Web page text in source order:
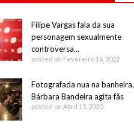
Filipe Vargas fala da sua
personagem sexualmente
controversa...
posted on Fevereiro 16, 2022
Fotografada nua na banheira,
Bárbara Bandeira agita fãs
posted on Abril 15, 2020